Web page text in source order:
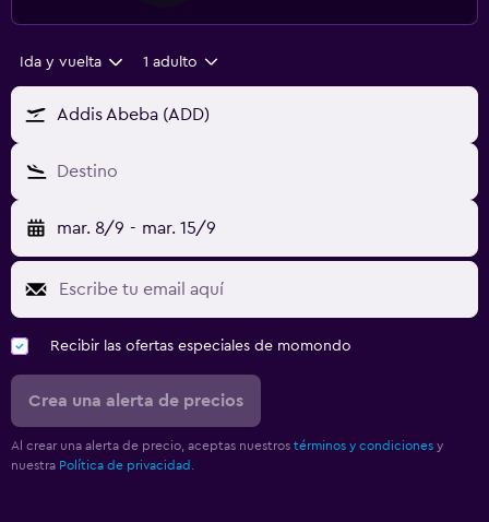
Ida y vuelta 1 adulto
Addis Abeba (ADD)
Destino
mar. 8/9 - mar. 15/9
Recibir las ofertas especiales de momondo
Crea una alerta de precios
Al crear una alerta de precio, aceptas nuestros términos y condiciones y
nuestra Política de privacidad.